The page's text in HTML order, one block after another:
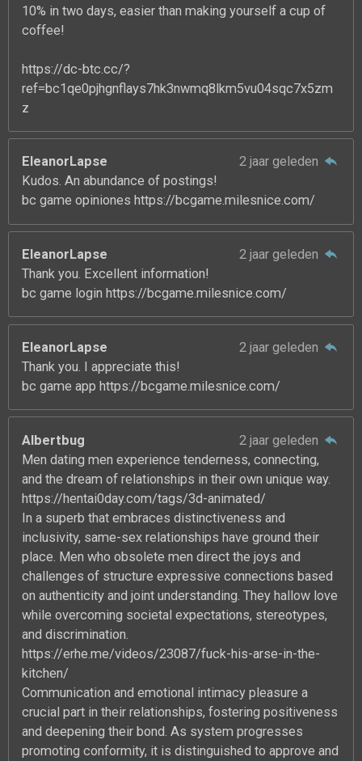
10% in two days, easier than making yourself a cup of
coffee!
https://dc-btc.cc/?
ref=bc1qe0pjhgnflays7hk3nwmq8lkm5vu04sqc7x5zm
z
EleanorLapse
2 jaar geleden
Kudos. An abundance of postings!
bc game opiniones https://bcgame.milesnice.com/
EleanorLapse
2 jaar geleden
Thank you. Excellent information!
bc game login https://bcgame.milesnice.com/
EleanorLapse
2 jaar geleden
Thank you. I appreciate this!
bc game app https://bcgame.milesnice.com/
Albertbug
2 jaar geleden
Men dating men experience tenderness, connecting,
and the dream of relationships in their own unique way.
https://hentai0day.com/tags/3d-animated/
In a superb that embraces distinctiveness and
inclusivity, same-sex relationships have ground their
place. Men who obsolete men direct the joys and
challenges of structure expressive connections based
on authenticity and joint understanding. They hallow love
while overcoming societal expectations, stereotypes,
and discrimination.
https://erhe.me/videos/23087/fuck-his-arse-in-the-
kitchen/
Communication and emotional intimacy pleasure a
crucial part in their relationships, fostering positiveness
and deepening their bond. As system progresses
promoting conformity, it is distinguished to approve and